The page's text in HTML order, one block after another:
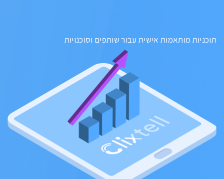
תוכניות מותאמות אישית עבור שותפים וסוכנויות